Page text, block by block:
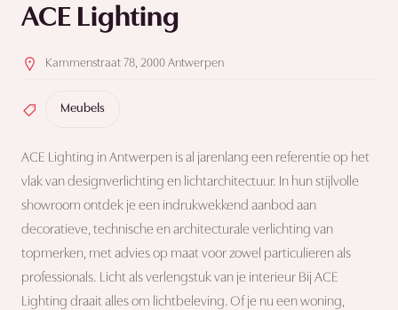
ACE Lighting
Kammenstraat 78, 2000 Antwerpen
Meubels
ACE Lighting in Antwerpen is al jarenlang een referentie op het
vlak van designverlichting en lichtarchitectuur. In hun stijlvolle
showroom ontdek je een indrukwekkend aanbod aan
decoratieve, technische en architecturale verlichting van
topmerken, met advies op maat voor zowel particulieren als
professionals. Licht als verlengstuk van je interieur Bij ACE
Lighting draait alles om lichtbeleving. Of je nu een woning,